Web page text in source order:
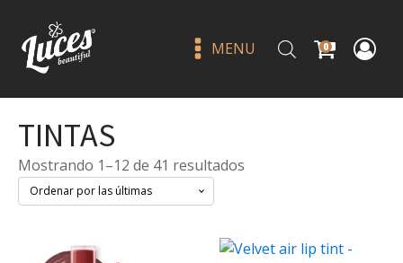
MENU 0
TINTAS
Mostrando 1–12 de 41 resultados